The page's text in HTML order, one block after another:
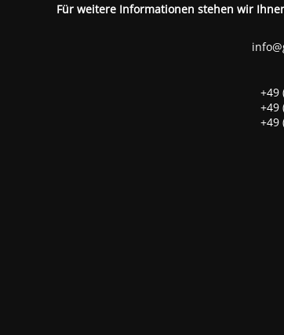
Für weitere Informationen stehen wir
+49
+49
+49